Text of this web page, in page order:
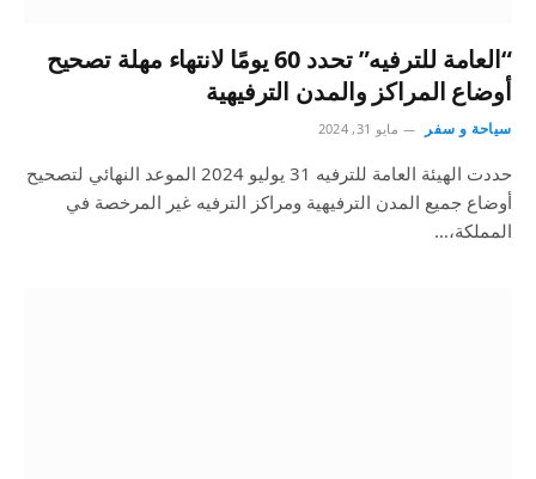
“العامة للترفيه” تحدد 60 يومًا لانتهاء مهلة تصحيح
أوضاع المراكز والمدن الترفيهية
سياحة و سفر مايو 31, 2024
حددت الهيئة العامة للترفيه 31 يوليو 2024 الموعد النهائي لتصحيح
أوضاع جميع المدن الترفيهية ومراكز الترفيه غير المرخصة في
المملكة،…